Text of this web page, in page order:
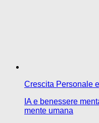
Crescita Personale
IA e benessere
mente umana